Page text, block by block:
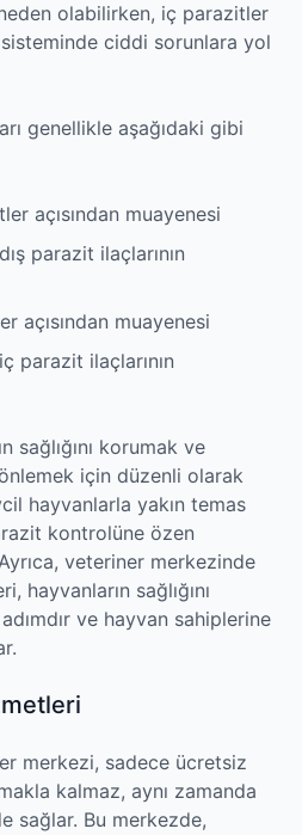
neden olabilirken, iç parazitler
ciddi sorunlara yol
genellikle aşağıdaki gibi
açısından muayenesi
parazit ilaçlarının
açısından muayenesi
parazit ilaçlarının
sağlığını korumak ve
için düzenli olarak
hayvanlarla yakın temas
kontrolüne özen
veteriner merkezinde
hayvanların sağlığını
ve hayvan sahiplerine
merkezi, sadece ücretsiz
kalmaz, aynı zamanda
sağlar. Bu merkezde,